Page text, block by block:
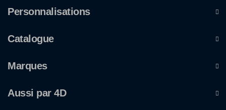
Personnalisations
Catalogue
Marques
Aussi par 4D